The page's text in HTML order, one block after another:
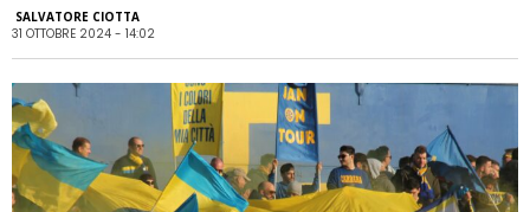
SALVATORE CIOTTA
31 OTTOBRE 2024 - 14:02